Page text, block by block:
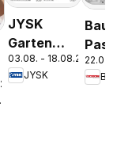
JYSK
Garten
Abverkauf
Spare Bis
03.08. - 18.08.2026
JYSK
22.07.